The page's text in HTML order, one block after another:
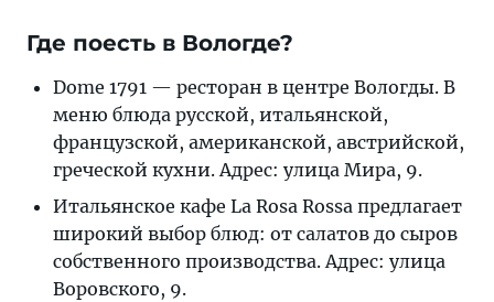
Где поесть в Вологде?
Dome 1791 — ресторан в центре Вологды. В
меню блюда русской, итальянской,
французской, американской, австрийской,
греческой кухни. Адрес: улица Мира, 9.
Итальянское кафе La Rosa Rossa предлагает
широкий выбор блюд: от салатов до сыров
собственного производства. Адрес: улица
Воровского, 9.